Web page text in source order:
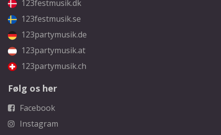
123festmusik.dk
123festmusik.se
123partymusik.de
123partymusik.at
123partymusik.ch
Følg os her
Facebook
Instagram